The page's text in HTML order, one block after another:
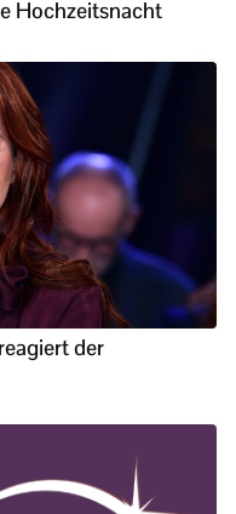
Hochzeitsnacht
der